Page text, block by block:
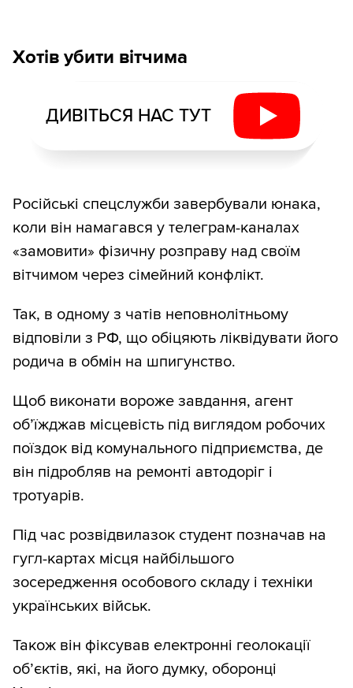
Хотів убити вітчима
ДИВІТЬСЯ НАС ТУТ
Російські спецслужби завербували юнака,
коли він намагався у телеграм-каналах
«замовити» фізичну розправу над своїм
вітчимом через сімейний конфлікт.
Так, в одному з чатів неповнолітньому
відповіли з РФ, що обіцяють ліквідувати його
родича в обмін на шпигунство.
Щоб виконати вороже завдання, агент
об’їжджав місцевість під виглядом робочих
поїздок від комунального підприємства, де
він підробляв на ремонті автодоріг і
тротуарів.
Під час розвідвилазок студент позначав на
гугл-картах місця найбільшого
зосередження особового складу і техніки
українських військ.
Також він фіксував електронні геолокації
об’єктів, які, на його думку, оборонці